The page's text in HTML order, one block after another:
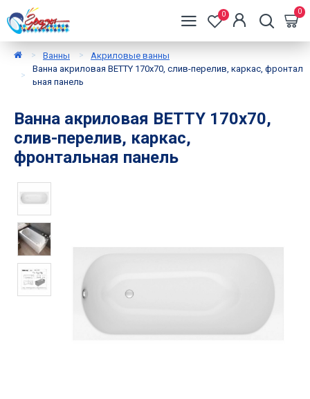
0 0
Ванны
Акриловые ванны
Ванна акриловая BETTY 170х70, слив-перелив, каркас, фронтал
ьная панель
Ванна акриловая BETTY 170х70,
слив-перелив, каркас,
фронтальная панель